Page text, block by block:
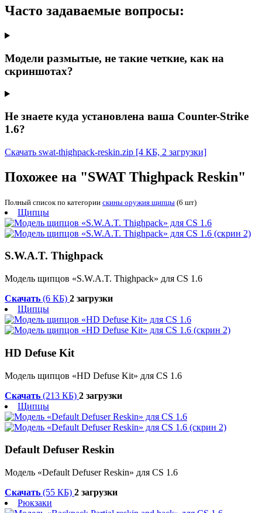
Часто задаваемые вопросы:
Модели размытые, не такие четкие, как на
скриншотах?
Не знаете куда установлена ваша Counter-Strike
1.6?
Скачать swat-thighpack-reskin.zip [4 КБ, 2 загрузки]
Похожее на "SWAT Thighpack Reskin"
Полный список по категории скины оружия щипцы (6 шт)
Щипцы
S.W.A.T. Thighpack
Модель щипцов «S.W.A.T. Thighpack» для CS 1.6
Скачать (6 КБ) 2 загрузки
Щипцы
HD Defuse Kit
Модель щипцов «HD Defuse Kit» для CS 1.6
Скачать (213 КБ) 2 загрузки
Щипцы
Default Defuser Reskin
Модель «Default Defuser Reskin» для CS 1.6
Скачать (55 КБ) 2 загрузки
Рюкзаки